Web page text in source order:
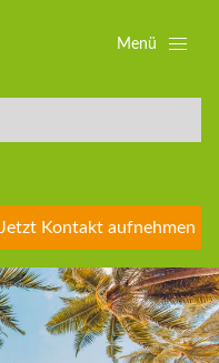
Jetzt Kontakt aufnehmen
Menü